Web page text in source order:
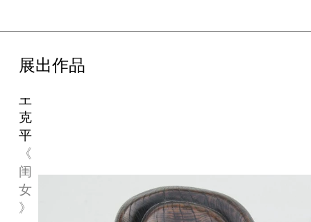
展出作品
王
克
平
《
闺
女
》